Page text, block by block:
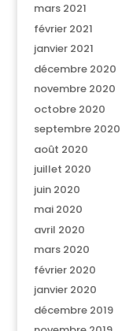
mars 2021
février 2021
janvier 2021
décembre 2020
novembre 2020
octobre 2020
septembre 2020
août 2020
juillet 2020
juin 2020
mai 2020
avril 2020
mars 2020
février 2020
janvier 2020
décembre 2019